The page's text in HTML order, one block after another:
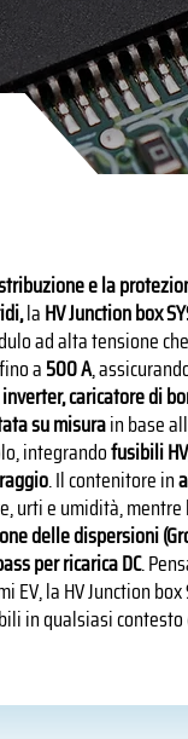
e la
laHV Junction box
ad alta tensione
a500 A,
caricatore di
su misurain base
integrandofusibili
. Il contenitore in
urti e umidità,
delle dispersioni
per ricarica DC.
la HV Junction box
in qualsiasi